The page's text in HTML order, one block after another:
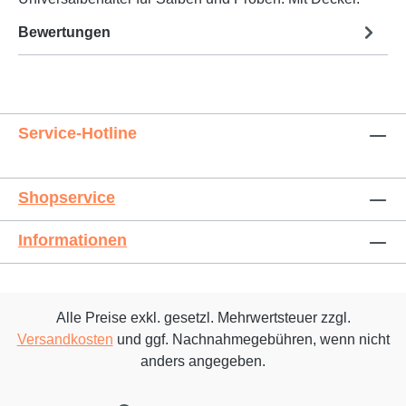
Bewertungen
Service-Hotline
Shopservice
Informationen
Alle Preise exkl. gesetzl. Mehrwertsteuer zzgl.
Versandkosten und ggf. Nachnahmegebühren, wenn nicht
anders angegeben.